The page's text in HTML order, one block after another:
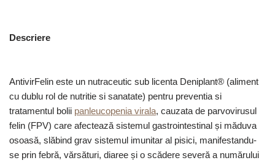
Descriere
AntivirFelin este un nutraceutic sub licenta Deniplant® (aliment
cu dublu rol de nutritie si sanatate) pentru preventia si
tratamentul bolii panleucopenia virala, cauzata de parvovirusul
felin (FPV) care afectează sistemul gastrointestinal și măduva
osoasă, slăbind grav sistemul imunitar al pisici, manifestandu-
se prin febră, vărsături, diaree și o scădere severă a numărului